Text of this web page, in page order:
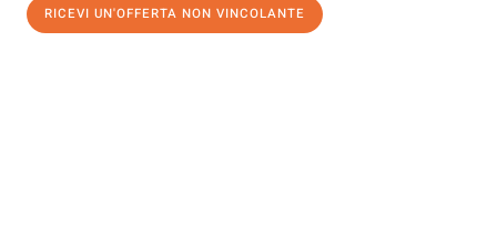
RICEVI UN'OFFERTA NON VINCOLANTE